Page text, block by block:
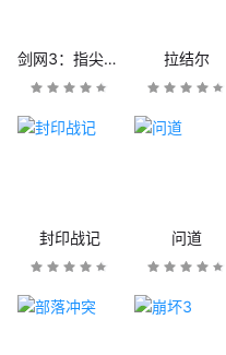
剑网3：指尖江湖 拉结尔
封印战记 问道